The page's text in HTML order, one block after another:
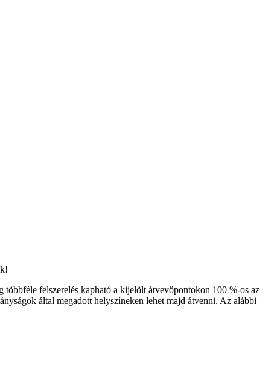
többféle felszerelés kapható a kijelölt átvevőpontokon 100 %-os az
által megadott helyszíneken lehet majd átvenni. Az alábbi